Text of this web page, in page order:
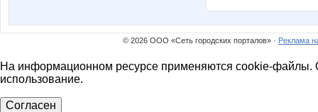
© 2026 ООО «Сеть городских порталов» · Реклама
На информационном ресурсе применяются cookie-файлы.
использование.
Согласен